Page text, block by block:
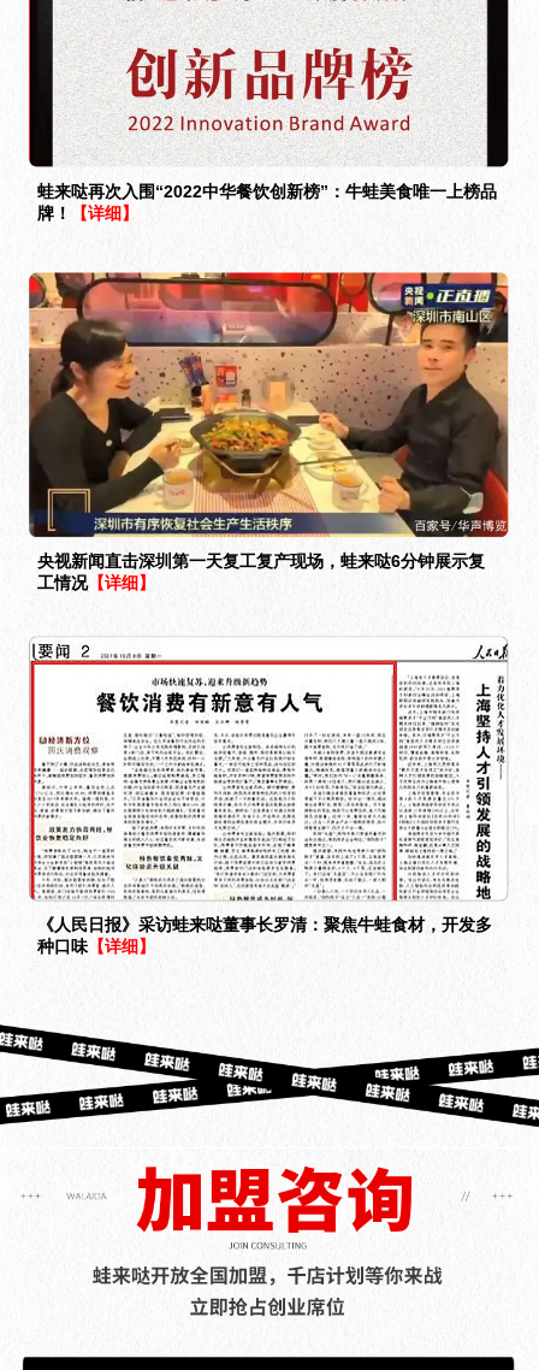
蛙来哒再次入围“2022中华餐饮创新榜”：牛蛙美食唯一上榜品
牌！
【详细】
央视新闻直击深圳第一天复工复产现场，蛙来哒6分钟展示复
工情况【详细】
《人民日报》采访蛙来哒董事长罗清：聚焦牛蛙食材，开发多
种口味 【详细】